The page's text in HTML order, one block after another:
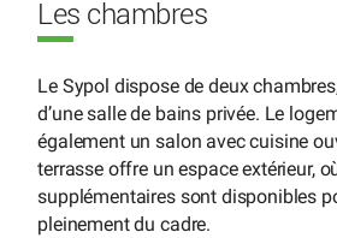
Les chambres
Le Sypol dispose de deux
d’une salle de bains privée. Le
également un salon avec cuisine
terrasse offre un espace extérieur,
supplémentaires sont disponibles
pleinement du cadre.